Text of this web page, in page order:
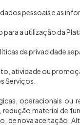
pessoais e as
a utilização da
de privacidade
atividade ou
Serviços.
operacionais ou
material de
de nova aceitação.